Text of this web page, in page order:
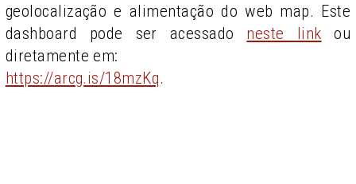
geolocalização e alimentação do web map. Este
dashboard pode ser acessado neste link ou
diretamente em:
https://arcg.is/18mzKq.